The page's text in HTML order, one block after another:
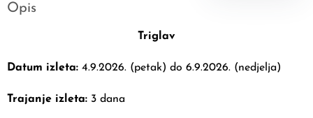
Opis
Triglav
Datum izleta: 4.9.2026. (petak) do 6.9.2026. (nedjelja)
Trajanje izleta: 3 dana